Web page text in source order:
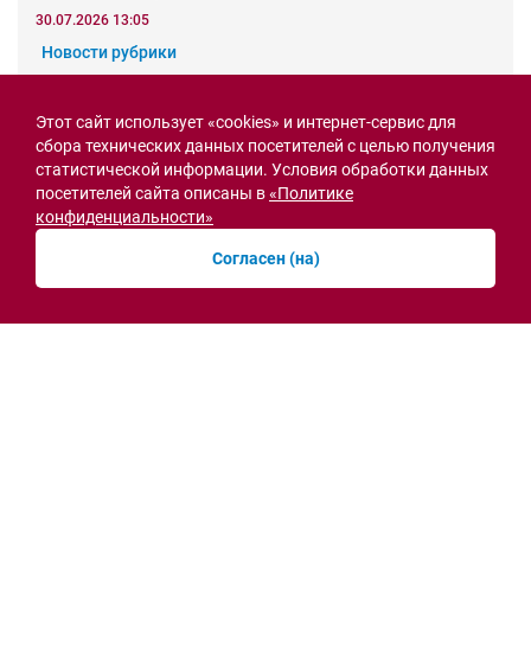
30.07.2026 13:05
Новости рубрики
Острая ситуация
Этот сайт использует «cookies» и интернет-сервис для
сбора технических данных посетителей с целью получения
статистической информации. Условия обработки данных
посетителей сайта описаны в«Политике
конфиденциальности»
Согласен (на)